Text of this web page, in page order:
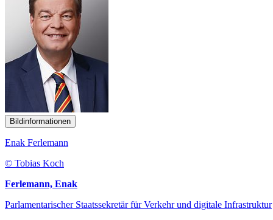
Bildinformationen
Enak Ferlemann
© Tobias Koch
Ferlemann, Enak
Parlamentarischer Staatssekretär für Verkehr und digitale Infrastruktur